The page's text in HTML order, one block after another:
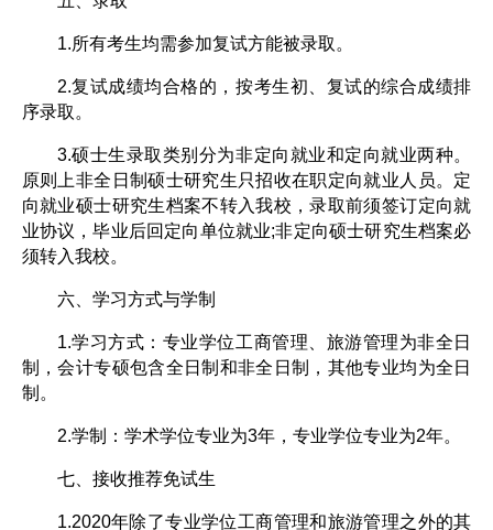
1.所有考生均需参加复试方能被录取。
2.复试成绩均合格的，按考生初、复试的综合成绩排
序录取。
3.硕士生录取类别分为非定向就业和定向就业两种。
原则上非全日制硕士研究生只招收在职定向就业人员。定
向就业硕士研究生档案不转入我校，录取前须签订定向就
业协议，毕业后回定向单位就业;非定向硕士研究生档案必
须转入我校。
六、学习方式与学制
1.学习方式：专业学位工商管理、旅游管理为非全日
制，会计专硕包含全日制和非全日制，其他专业均为全日
制。
2.学制：学术学位专业为3年，专业学位专业为2年。
七、接收推荐免试生
1.2020年除了专业学位工商管理和旅游管理之外的其